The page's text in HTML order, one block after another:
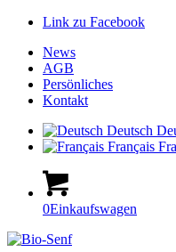
Link zu Facebook
News
AGB
Persönliches
Kontakt
Deutsch
Français
0Einkaufswagen